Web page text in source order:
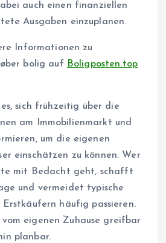
auch einen finanziellen
Ausgaben einzuplanen.
Informationen zu
bolig auf Boligposten.top
sich frühzeitig über die
am Immobilienmarkt und
um die eigenen
einschätzen zu können. Wer
mit Bedacht geht, schafft
und vermeidet typische
häufig passieren.
eigenen Zuhause greifbar
planbar.